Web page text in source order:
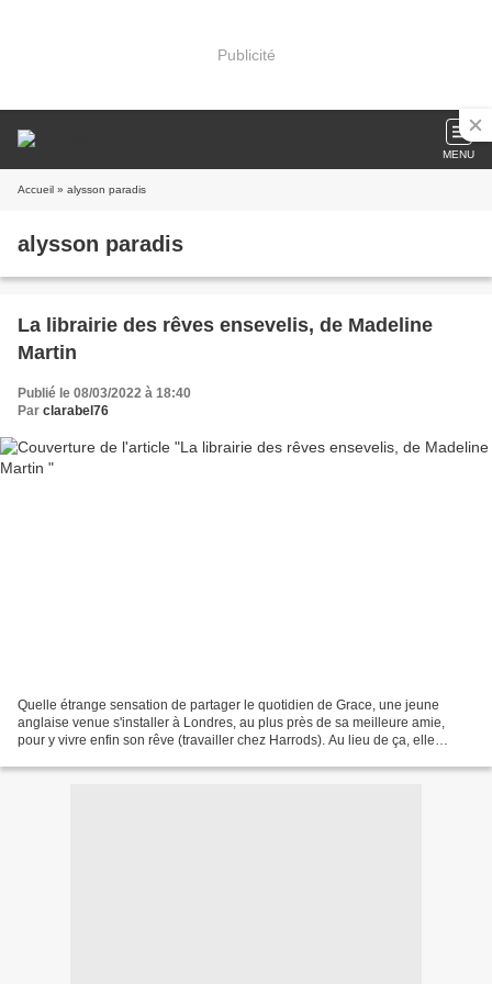
Publicité
MENU
Accueil » alysson paradis
alysson paradis
La librairie des rêves ensevelis, de Madeline
Martin
Publié le 08/03/2022 à 18:40
Par clarabel76
Quelle étrange sensation de partager le quotidien de Grace, une jeune
anglaise venue s'installer à Londres, au plus près de sa meilleure amie,
pour y vivre enfin son rêve (travailler chez Harrods). Au lieu de ça, elle